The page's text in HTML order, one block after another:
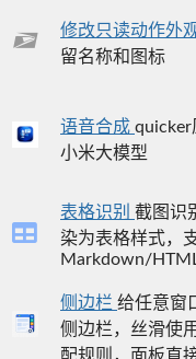
修改只读动作外
留名称和图标
语音合成 quicker
小米大模型
表格识别 截图识
染为表格样式，
Markdown/
侧边栏 给任意窗
侧边栏，丝滑使